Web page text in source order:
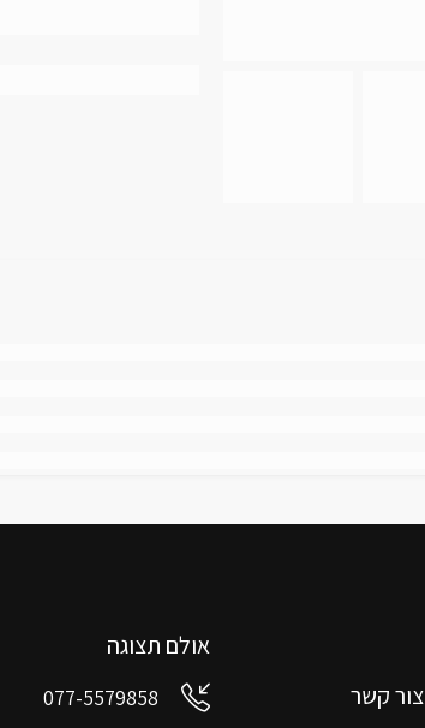
צור קשר
אולם תצוגה
077-5579858